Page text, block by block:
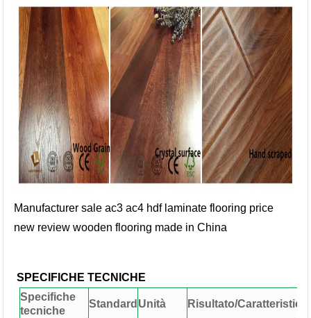
Manufacturer sale ac3 ac4 hdf laminate flooring price
new review wooden flooring made in China
SPECIFICHE TECNICHE
Specifiche
tecniche
Standard Unità Risultato/Caratteristica